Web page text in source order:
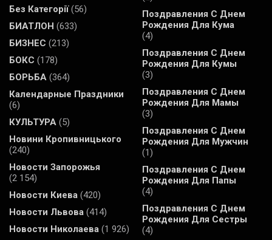
Без Категорії(56)
БИАТЛОН (633)
БИЗНЕС (213)
БОКС (178)
БОРЬБА (364)
Календарные Праздники
(6)
КУЛЬТУРА (5)
Новини Кропивницького
(240)
Новости Запорожья
(2 154)
Новости Киева (420)
Новости Львова (414)
Новости Николаева (1 926)
Поздравления С Днем
Рождения Для Кума
(4)
Поздравления С Днем
Рождения Для Кумы
(3)
Поздравления С Днем
Рождения Для Мамы
(3)
Поздравления С Днем
Рождения Для Мужчин
(1)
Поздравления С Днем
Рождения Для Папы
(4)
Поздравления С Днем
Рождения Для Сестры
(4)